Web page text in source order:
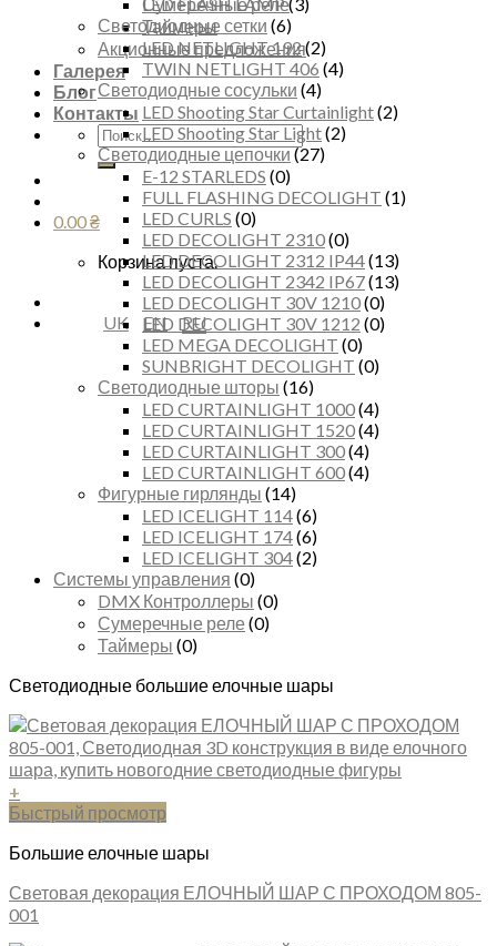
Таймеры
Акционные предложения
Галерея
Блог
Контакты
Искать:
0.00₴
Корзина пуста.
UK EN RU
Светодиодные сетки (6)
LED NETLIGHT 192(2)
TWIN NETLIGHT 406 (4)
Светодиодные сосульки (4)
LED Shooting Star Curtainlight(2)
LED Shooting Star Light(2)
Светодиодные цепочки(27)
E-12 STARLEDS (0)
FULL FLASHING DECOLIGHT (1)
LED CURLS (0)
LED DECOLIGHT 2310(0)
LED DECOLIGHT 2312 IP44(13)
LED DECOLIGHT 2342 IP67(13)
LED DECOLIGHT 30V 1210(0)
LED DECOLIGHT 30V 1212 (0)
LED MEGA DECOLIGHT (0)
SUNBRIGHT DECOLIGHT (0)
Светодиодные шторы (16)
LED CURTAINLIGHT 1000(4)
LED CURTAINLIGHT 1520(4)
LED CURTAINLIGHT 300(4)
LED CURTAINLIGHT 600(4)
Фигурные гирлянды (14)
LED ICELIGHT 114(6)
LED ICELIGHT 174(6)
LED ICELIGHT 304(2)
Системы управления (0)
DMX Контроллеры (0)
Сумеречные реле (0)
Таймеры (0)
Светодиодные большие елочные шары
+
Быстрый просмотр
Большие елочные шары
Световая декорация ЕЛОЧНЫЙ ШАР С ПРОХОДОМ 805-
001